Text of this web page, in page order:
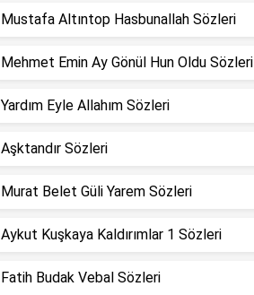
Mustafa Altıntop Hasbunallah Sözleri
Mehmet Emin Ay Gönül Hun Oldu Sözleri
Yardım Eyle Allahım Sözleri
Aşktandır Sözleri
Murat Belet Güli Yarem Sözleri
Aykut Kuşkaya Kaldırımlar 1 Sözleri
Fatih Budak Vebal Sözleri